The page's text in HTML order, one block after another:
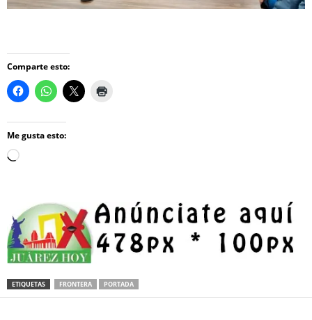
Comparte esto:
Me gusta esto:
Loading…
ETIQUETAS FRONTERA PORTADA